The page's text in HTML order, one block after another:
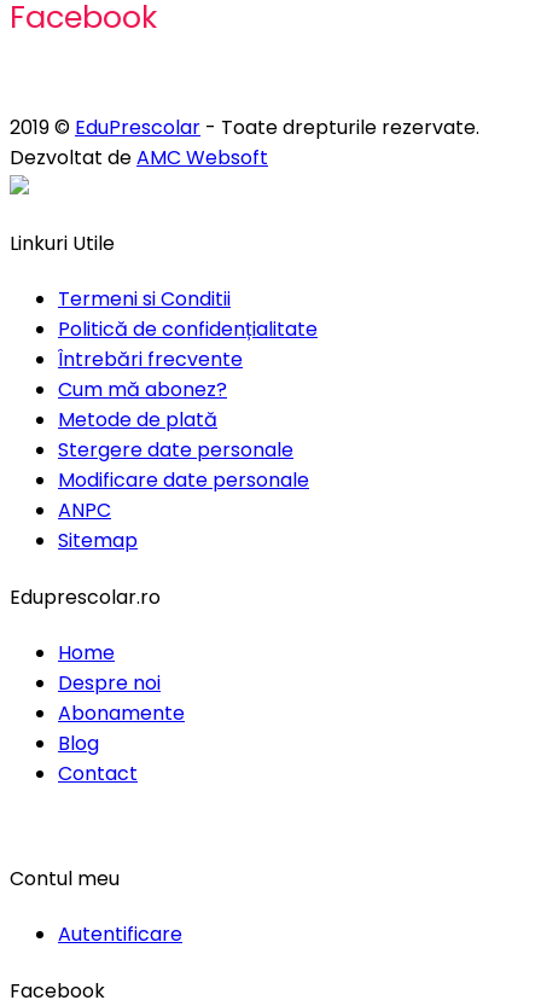
Facebook
2019 © EduPrescolar - Toate drepturile rezervate.
Dezvoltat deAMC Websoft
Linkuri Utile
Termeni si Conditii
Politică de confidențialitate
Întrebări frecvente
Cum mă abonez?
Metode de plată
Stergere date personale
Modificare date personale
ANPC
Sitemap
Eduprescolar.ro
Home
Despre noi
Abonamente
Blog
Contact
Contul meu
Autentificare
Facebook